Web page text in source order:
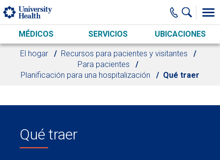
Skip to main content
MÉDICOS SERVICIOS UBICACIONES
El hogar
Recursos para pacientes y visitantes
Para pacientes
Planificación para una hospitalización
Qué traer
Qué traer